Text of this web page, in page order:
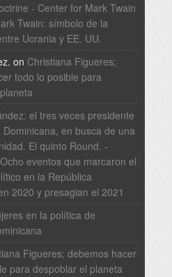
- Center for Mark Twain
Twain: símbolo de la
Ucrania y EE. UU.
on Christiana Figueres;
todo lo posible para
el tres veces presidente
en busca de una
El quinto Round. -
Ocho eventos que marcaron el
en la República
2020 y presagian el 2021
en la política de
Figueres; debemos hacer
para despoblar el planeta